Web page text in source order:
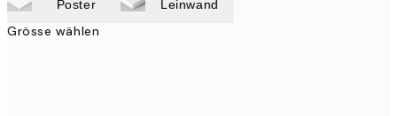
Poster Leinwand
Grösse wählen